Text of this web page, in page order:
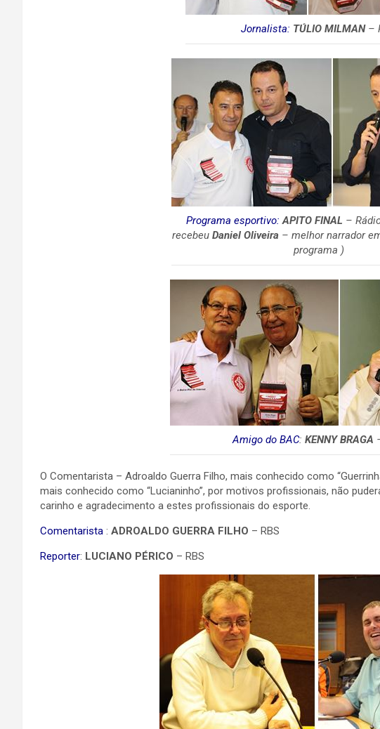
Jornalista: TÚLIO MILMAN–
Programa esportivo: APITO FINAL –
recebeuDaniel Oliveira – melhor narrador
programa )
Amigo do BAC: KENNY BRAGA
O Comentarista – Adroaldo Guerra Filho, mais conhecido como
mais conhecido como “Lucianinho”, por motivos profissionais, não
carinho e agradecimento a estes profissionais do esporte.
Comentarista : ADROALDO GUERRA FILHO – RBS
Reporter: LUCIANO PÉRICO – RBS